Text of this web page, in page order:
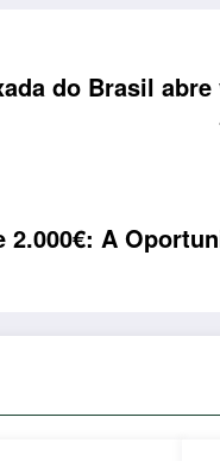
do Brasil
A